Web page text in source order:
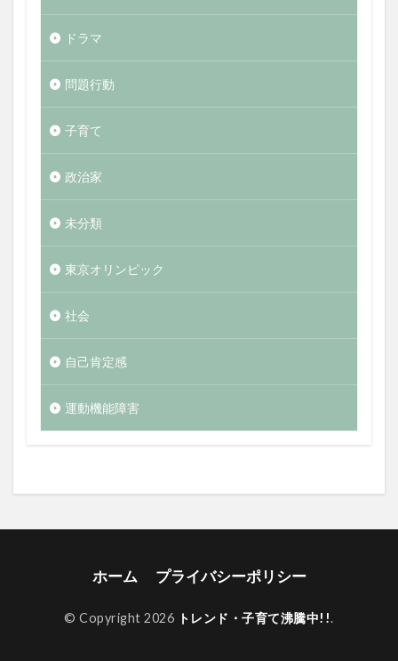
ドラマ
問題行動
子育て
政治家
未分類
東京オリンピック
社会
自己肯定感
運動機能障害
ホーム プライバシーポリシー
© Copyright 2026 トレンド・子育て沸騰中!!.